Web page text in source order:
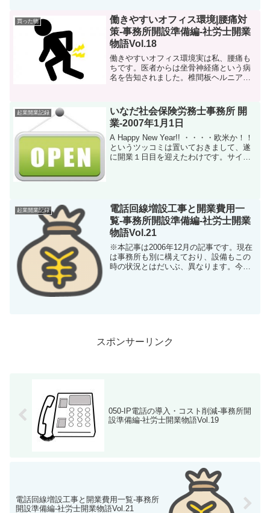
買った物
働きやすいオフィス環境|腰痛対
策-事務所開設準備編-社労士開業
物語Vol.18
働きやすいオフィス環境実は私、腰痛も
ちです。医者からは坐骨神経痛という病
名を告知されました。椎間板ヘルニアの
体。なぜ腰痛になったかは通販が好きな
点と絡めていつかご紹介し...
起業開業記録
いなだ社会保険労務士事務所 開
業-2007年1月1日
A Happy New Year!! ・・・・欧米か！！
というツッコミは置いておきまして、遂
に開業１日目を迎えたわけです。サイト
起業開業記録
電話回線増設工事と開業費用一
覧-事務所開設準備編-社労士開業
物語Vol.21
※本記事は2006年12月の記事です。現在
は事務所も別に構えており、設備もこの
時の状況とはだいぶ、異なります。今日
スポンサーリンク
050-IP電話の導入・コスト削減-事務所開
設準備編-社労士開業物語Vol.19
電話回線増設工事と開業費用一覧-事務所
開設準備編-社労士開業物語Vol.21